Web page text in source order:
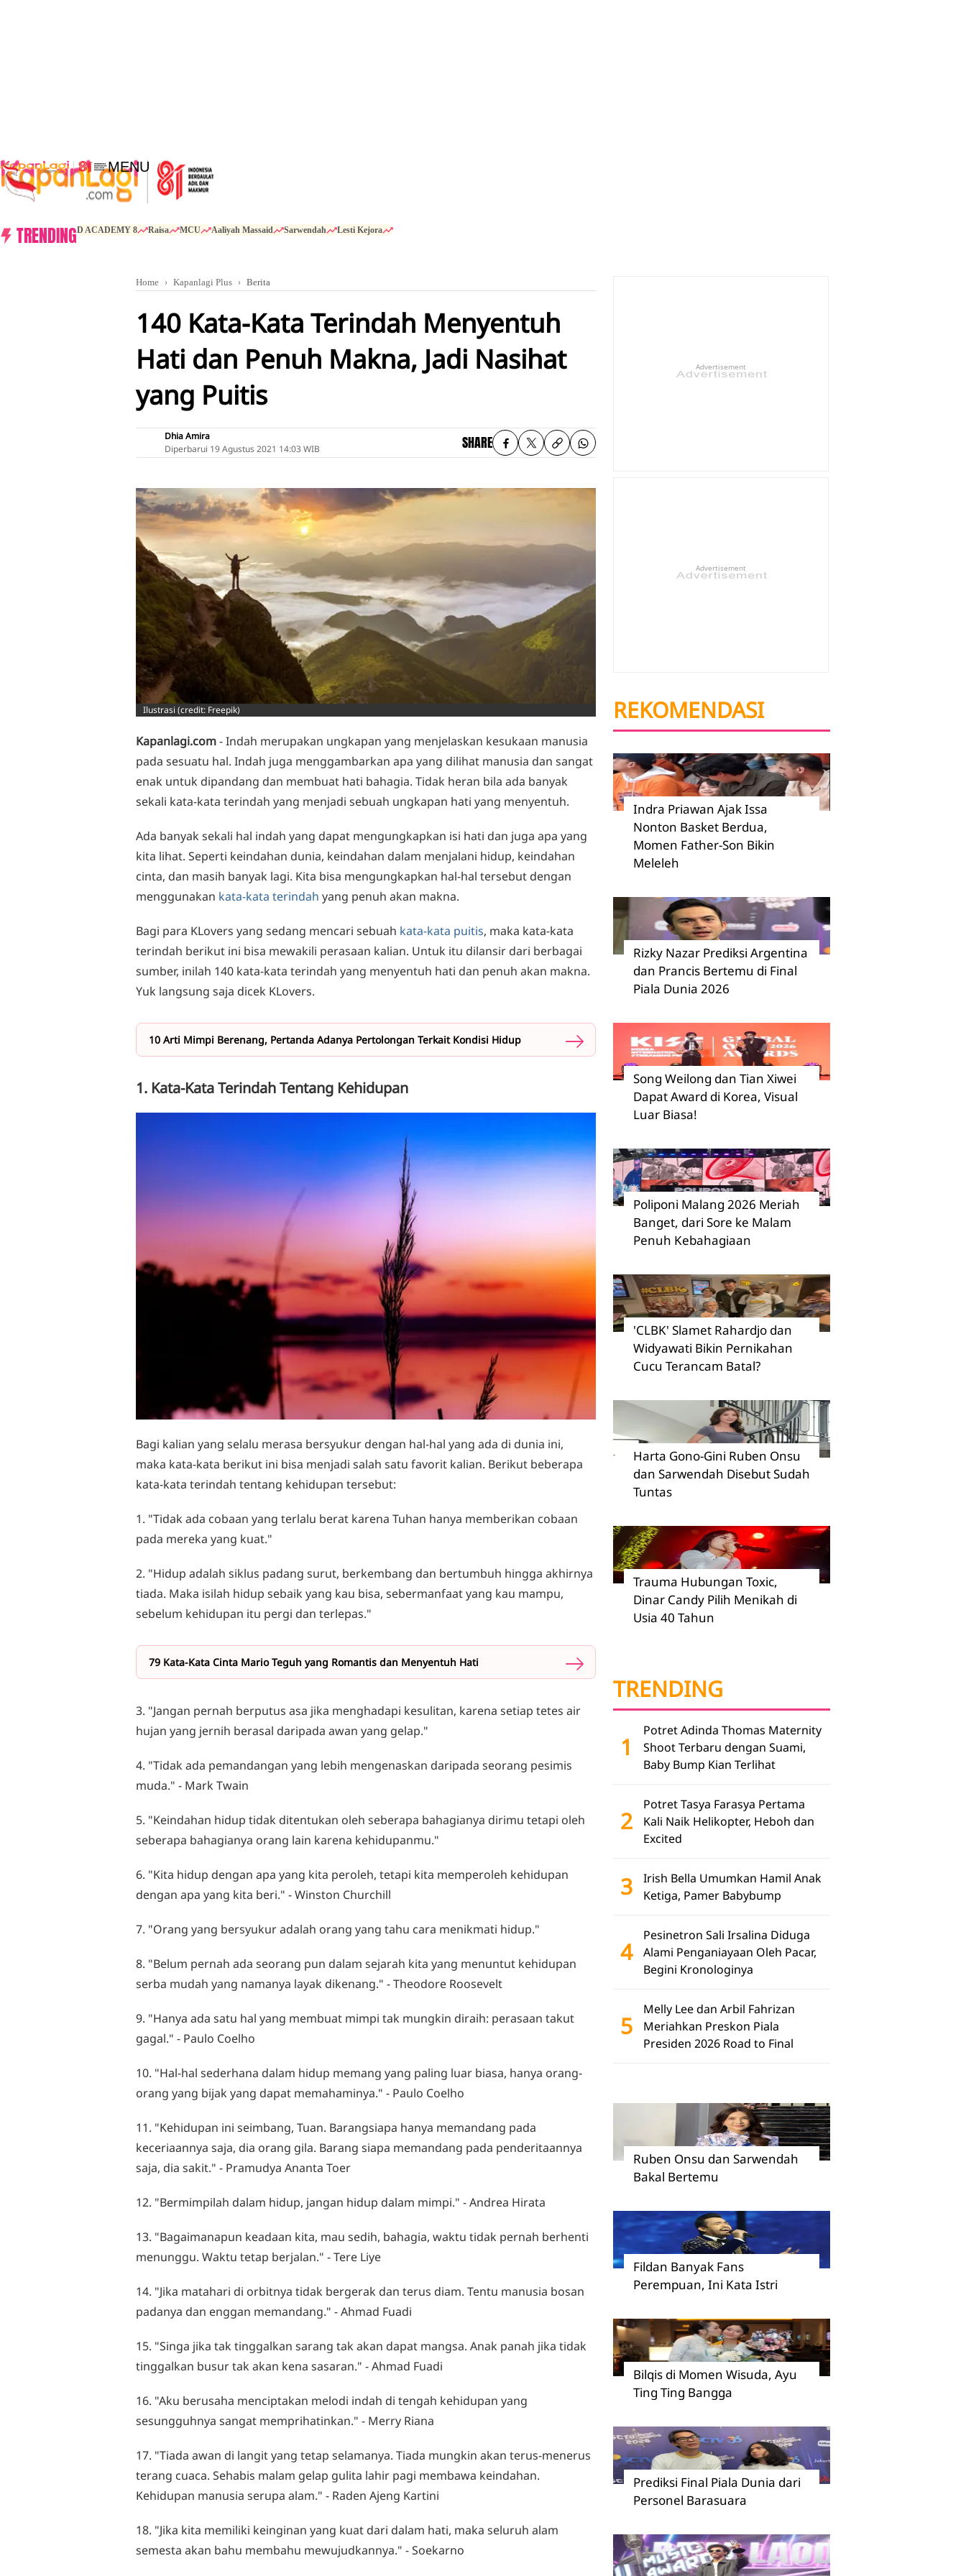
MENU
TRENDINGD ACADEMY 8 Raisa MCU Aaliyah Massaid Sarwendah Lesti Kejora
Home Kapanlagi Plus Berita
140 Kata-Kata Terindah Menyentuh
Hati dan Penuh Makna, Jadi Nasihat
yang Puitis
Dhia Amira
Diperbarui 19 Agustus 2021 14:03 WIB SHARE
Ilustrasi (credit: Freepik)
Kapanlagi.com- Indah merupakan ungkapan yang menjelaskan kesukaan manusia
pada sesuatu hal. Indah juga menggambarkan apa yang dilihat manusia dan sangat
enak untuk dipandang dan membuat hati bahagia. Tidak heran bila ada banyak
sekali kata-kata terindah yang menjadi sebuah ungkapan hati yang menyentuh.
Ada banyak sekali hal indah yang dapat mengungkapkan isi hati dan juga apa yang
kita lihat. Seperti keindahan dunia, keindahan dalam menjalani hidup, keindahan
cinta, dan masih banyak lagi. Kita bisa mengungkapkan hal-hal tersebut dengan
menggunakan kata-kata terindah yang penuh akan makna.
Bagi para KLovers yang sedang mencari sebuah kata-kata puitis, maka kata-kata
terindah berikut ini bisa mewakili perasaan kalian. Untuk itu dilansir dari berbagai
sumber, inilah 140 kata-kata terindah yang menyentuh hati dan penuh akan makna.
Yuk langsung saja dicek KLovers.
10 Arti Mimpi Berenang, Pertanda Adanya Pertolongan Terkait Kondisi Hidup
1. Kata-Kata Terindah Tentang Kehidupan
Bagi kalian yang selalu merasa bersyukur dengan hal-hal yang ada di dunia ini,
maka kata-kata berikut ini bisa menjadi salah satu favorit kalian. Berikut beberapa
kata-kata terindah tentang kehidupan tersebut:
1. "Tidak ada cobaan yang terlalu berat karena Tuhan hanya memberikan cobaan
pada mereka yang kuat."
2. "Hidup adalah siklus padang surut, berkembang dan bertumbuh hingga akhirnya
tiada. Maka isilah hidup sebaik yang kau bisa, sebermanfaat yang kau mampu,
sebelum kehidupan itu pergi dan terlepas."
79 Kata-Kata Cinta Mario Teguh yang Romantis dan Menyentuh Hati
3. "Jangan pernah berputus asa jika menghadapi kesulitan, karena setiap tetes air
hujan yang jernih berasal daripada awan yang gelap."
4. "Tidak ada pemandangan yang lebih mengenaskan daripada seorang pesimis
muda." - Mark Twain
5. "Keindahan hidup tidak ditentukan oleh seberapa bahagianya dirimu tetapi oleh
seberapa bahagianya orang lain karena kehidupanmu."
6. "Kita hidup dengan apa yang kita peroleh, tetapi kita memperoleh kehidupan
dengan apa yang kita beri." - Winston Churchill
7. "Orang yang bersyukur adalah orang yang tahu cara menikmati hidup."
8. "Belum pernah ada seorang pun dalam sejarah kita yang menuntut kehidupan
serba mudah yang namanya layak dikenang." - Theodore Roosevelt
9. "Hanya ada satu hal yang membuat mimpi tak mungkin diraih: perasaan takut
gagal." - Paulo Coelho
10. "Hal-hal sederhana dalam hidup memang yang paling luar biasa, hanya orang-
orang yang bijak yang dapat memahaminya." - Paulo Coelho
11. "Kehidupan ini seimbang, Tuan. Barangsiapa hanya memandang pada
keceriaannya saja, dia orang gila. Barang siapa memandang pada penderitaannya
saja, dia sakit." - Pramudya Ananta Toer
12. "Bermimpilah dalam hidup, jangan hidup dalam mimpi." - Andrea Hirata
13. "Bagaimanapun keadaan kita, mau sedih, bahagia, waktu tidak pernah berhenti
menunggu. Waktu tetap berjalan." - Tere Liye
14. "Jika matahari di orbitnya tidak bergerak dan terus diam. Tentu manusia bosan
padanya dan enggan memandang." - Ahmad Fuadi
15. "Singa jika tak tinggalkan sarang tak akan dapat mangsa. Anak panah jika tidak
tinggalkan busur tak akan kena sasaran." - Ahmad Fuadi
16. "Aku berusaha menciptakan melodi indah di tengah kehidupan yang
sesungguhnya sangat memprihatinkan." - Merry Riana
17. "Tiada awan di langit yang tetap selamanya. Tiada mungkin akan terus-menerus
terang cuaca. Sehabis malam gelap gulita lahir pagi membawa keindahan.
Kehidupan manusia serupa alam." - Raden Ajeng Kartini
18. "Jika kita memiliki keinginan yang kuat dari dalam hati, maka seluruh alam
semesta akan bahu membahu mewujudkannya." - Soekarno
Advertisement
Advertisement
REKOMENDASI
Indra Priawan Ajak Issa
Nonton Basket Berdua,
Momen Father-Son Bikin
Meleleh
Rizky Nazar Prediksi Argentina
dan Prancis Bertemu di Final
Piala Dunia 2026
Song Weilong dan Tian Xiwei
Dapat Award di Korea, Visual
Luar Biasa!
Poliponi Malang 2026 Meriah
Banget, dari Sore ke Malam
Penuh Kebahagiaan
'CLBK' Slamet Rahardjo dan
Widyawati Bikin Pernikahan
Cucu Terancam Batal?
Harta Gono-Gini Ruben Onsu
dan Sarwendah Disebut Sudah
Tuntas
Trauma Hubungan Toxic,
Dinar Candy Pilih Menikah di
Usia 40 Tahun
TRENDING
1
Potret Adinda Thomas Maternity
Shoot Terbaru dengan Suami,
Baby Bump Kian Terlihat
2
Potret Tasya Farasya Pertama
Kali Naik Helikopter, Heboh dan
Excited
3
Irish Bella Umumkan Hamil Anak
Ketiga, Pamer Babybump
4
Pesinetron Sali Irsalina Diduga
Alami Penganiayaan Oleh Pacar,
Begini Kronologinya
5
Melly Lee dan Arbil Fahrizan
Meriahkan Preskon Piala
Presiden 2026 Road to Final
Ruben Onsu dan Sarwendah
Bakal Bertemu
Fildan Banyak Fans
Perempuan, Ini Kata Istri
Bilqis di Momen Wisuda, Ayu
Ting Ting Bangga
Prediksi Final Piala Dunia dari
Personel Barasuara